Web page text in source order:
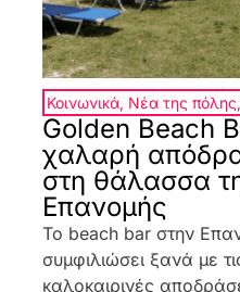
Κοινωνικά, Νέα της πόλης,
Golden Beach
χαλαρή
στη θάλασσα
Επανομής
Το beach bar στην
συμφιλιώσει ξανά με
καλοκαιρινές